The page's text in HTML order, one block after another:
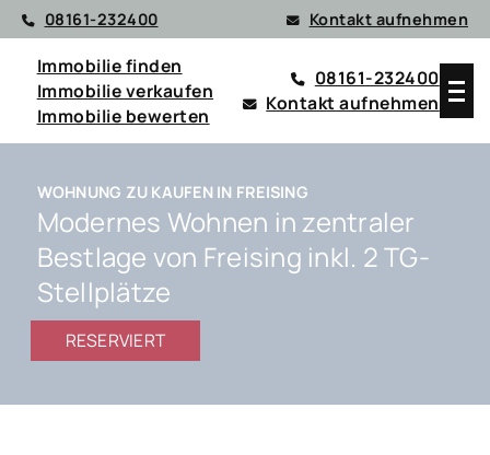
08161-232400 Kontakt aufnehmen
Immobilie finden
Immobilie verkaufen
Immobilie bewerten
08161-232400
Kontakt aufnehmen
WOHNUNG ZU KAUFEN IN FREISING
Modernes Wohnen in zentraler
Bestlage von Freising inkl. 2 TG-
Stellplätze
RESERVIERT